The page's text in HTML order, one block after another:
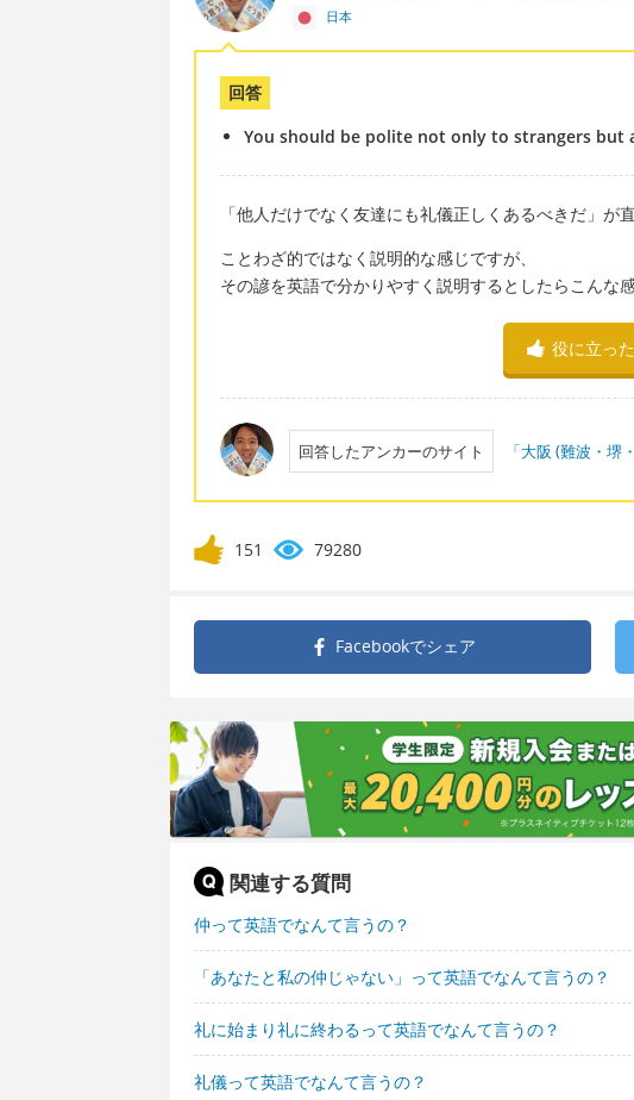
日本
回答
You should be polite not only to strangers but
「他人だけでなく友達にも礼儀正しくあるべきだ」が直
ことわざ的ではなく説明的な感じですが、
その諺を英語で分かりやすく説明するとしたらこんな
役に立った
回答したアンカーのサイト 「大阪 (難波・堺
151 79280
Facebookでシェア
関連する質問
仲って英語でなんて言うの？
「あなたと私の仲じゃない」って英語でなんて言うの？
礼に始まり礼に終わるって英語でなんて言うの？
礼儀って英語でなんて言うの？